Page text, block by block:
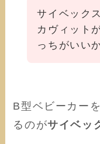
サイベック
カヴィット
っちがいい
B型ベビーカー
るのがサイベッ